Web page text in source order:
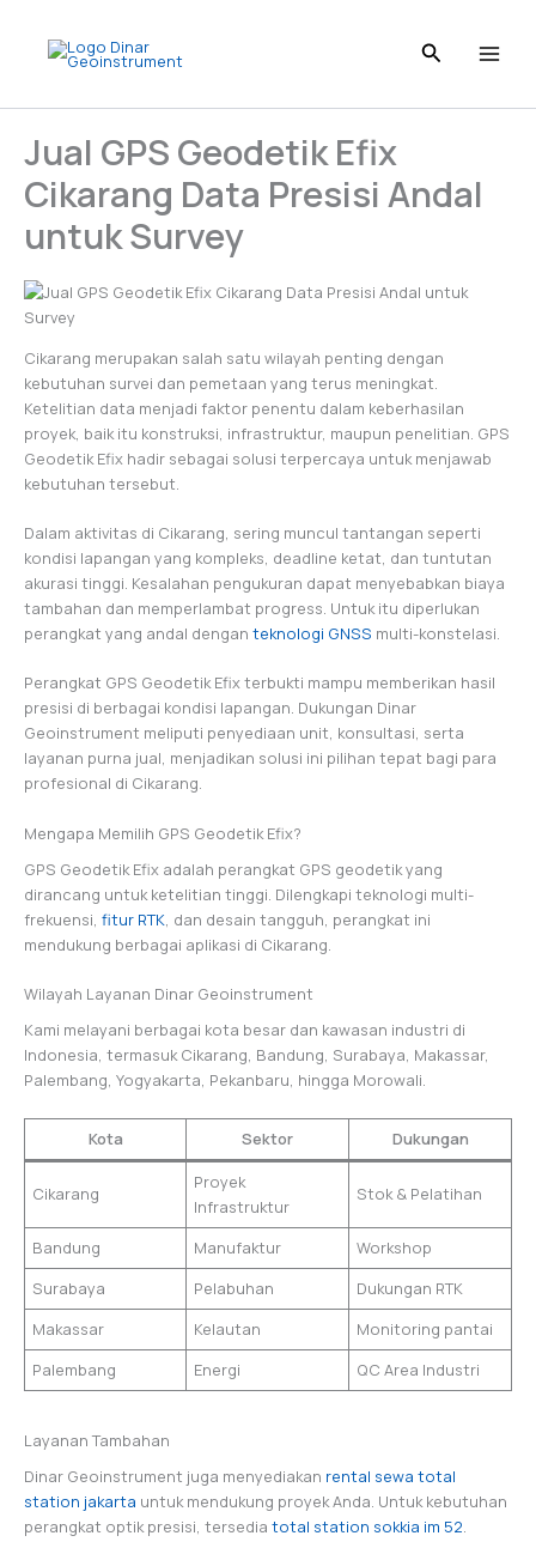
content
Jual GPS Geodetik Efix
Cikarang Data Presisi Andal
untuk Survey
Cikarang merupakan salah satu wilayah penting dengan
kebutuhan survei dan pemetaan yang terus meningkat.
Ketelitian data menjadi faktor penentu dalam keberhasilan
proyek, baik itu konstruksi, infrastruktur, maupun penelitian. GPS
Geodetik Efix hadir sebagai solusi terpercaya untuk menjawab
kebutuhan tersebut.
Dalam aktivitas di Cikarang, sering muncul tantangan seperti
kondisi lapangan yang kompleks, deadline ketat, dan tuntutan
akurasi tinggi. Kesalahan pengukuran dapat menyebabkan biaya
tambahan dan memperlambat progress. Untuk itu diperlukan
perangkat yang andal dengan teknologi GNSS multi-konstelasi.
Perangkat GPS Geodetik Efix terbukti mampu memberikan hasil
presisi di berbagai kondisi lapangan. Dukungan Dinar
Geoinstrument meliputi penyediaan unit, konsultasi, serta
layanan purna jual, menjadikan solusi ini pilihan tepat bagi para
profesional di Cikarang.
Mengapa Memilih GPS Geodetik Efix?
GPS Geodetik Efix adalah perangkat GPS geodetik yang
dirancang untuk ketelitian tinggi. Dilengkapi teknologi multi-
frekuensi, fitur RTK, dan desain tangguh, perangkat ini
mendukung berbagai aplikasi di Cikarang.
Wilayah Layanan Dinar Geoinstrument
Kami melayani berbagai kota besar dan kawasan industri di
Indonesia, termasuk Cikarang, Bandung, Surabaya, Makassar,
Palembang, Yogyakarta, Pekanbaru, hingga Morowali.
Kota Sektor Dukungan
Cikarang
Proyek
Infrastruktur
Stok & Pelatihan
Bandung Manufaktur
Workshop
Surabaya
Pelabuhan
Dukungan RTK
Makassar
Kelautan
Monitoring pantai
Palembang
Energi QC Area Industri
Layanan Tambahan
Dinar Geoinstrument juga menyediakan rental sewa total
station jakarta untuk mendukung proyek Anda. Untuk kebutuhan
perangkat optik presisi, tersedia total station sokkia im 52.